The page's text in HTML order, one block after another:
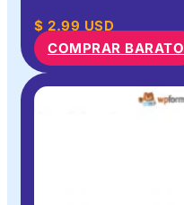
$ 2.99 USD
COMPRAR BARATO